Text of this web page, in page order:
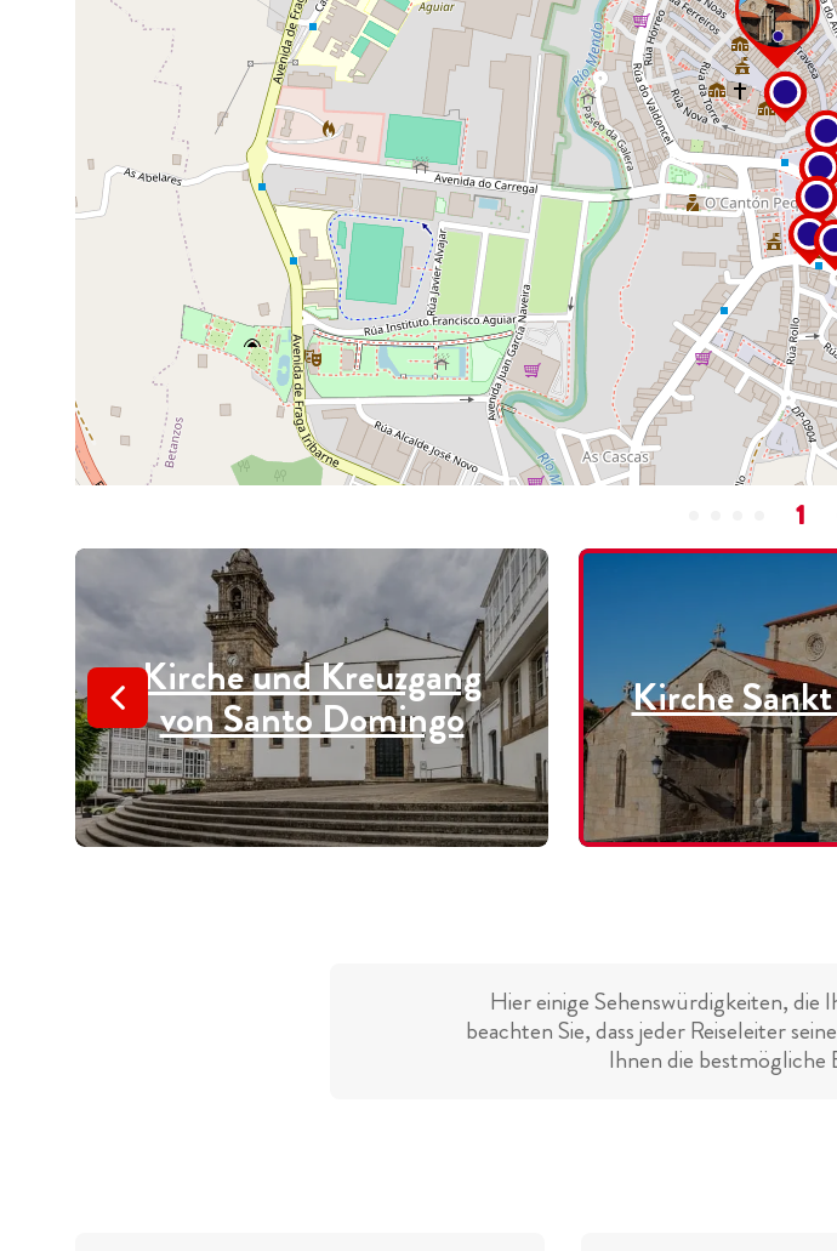
1
Kirche und Kreuzgang
von Santo Domingo Kirche
Hier einige Sehenswürdigkeiten,
beachten Sie, dass jeder Reiseleiter
Ihnen die bestmögliche